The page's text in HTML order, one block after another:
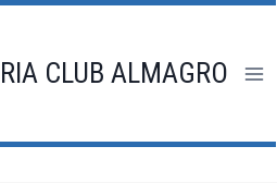
CLUB ALMAGRO